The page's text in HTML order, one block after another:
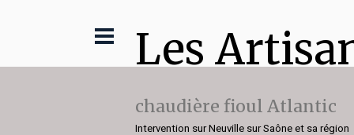
Les
chaudière fioul Atlantic
Intervention sur Neuville sur Saône et sa région